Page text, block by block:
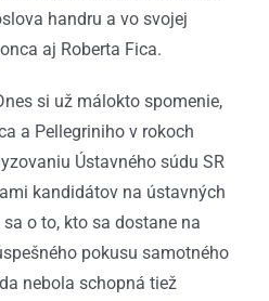
handru a vo svojej
aj Roberta Fica.
si už málokto spomenie,
a Pellegriniho v rokoch
Ústavného súdu SR
kandidátov na ústavných
o to, kto sa dostane na
pokusu samotného
nebola schopná tiež